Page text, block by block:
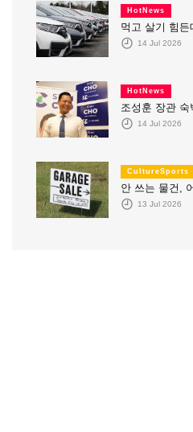
HotNews
먹고 살기 힘
14 Jul 2026
HotNews
조성훈 장관
14 Jul 2026
CultureSports
안 쓰는 물건,
13 Jul 2026